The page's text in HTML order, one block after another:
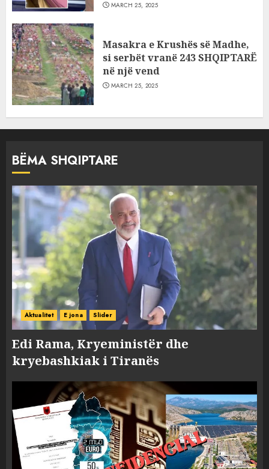
MARCH 25, 2025
Masakra e Krushës së Madhe,
si serbët vranë 243 SHQIPTARË
në një vend
MARCH 25, 2025
BËMA SHQIPTARE
Aktualitet E jona Slider
Edi Rama, Kryeministër dhe
kryebashkiak i Tiranës